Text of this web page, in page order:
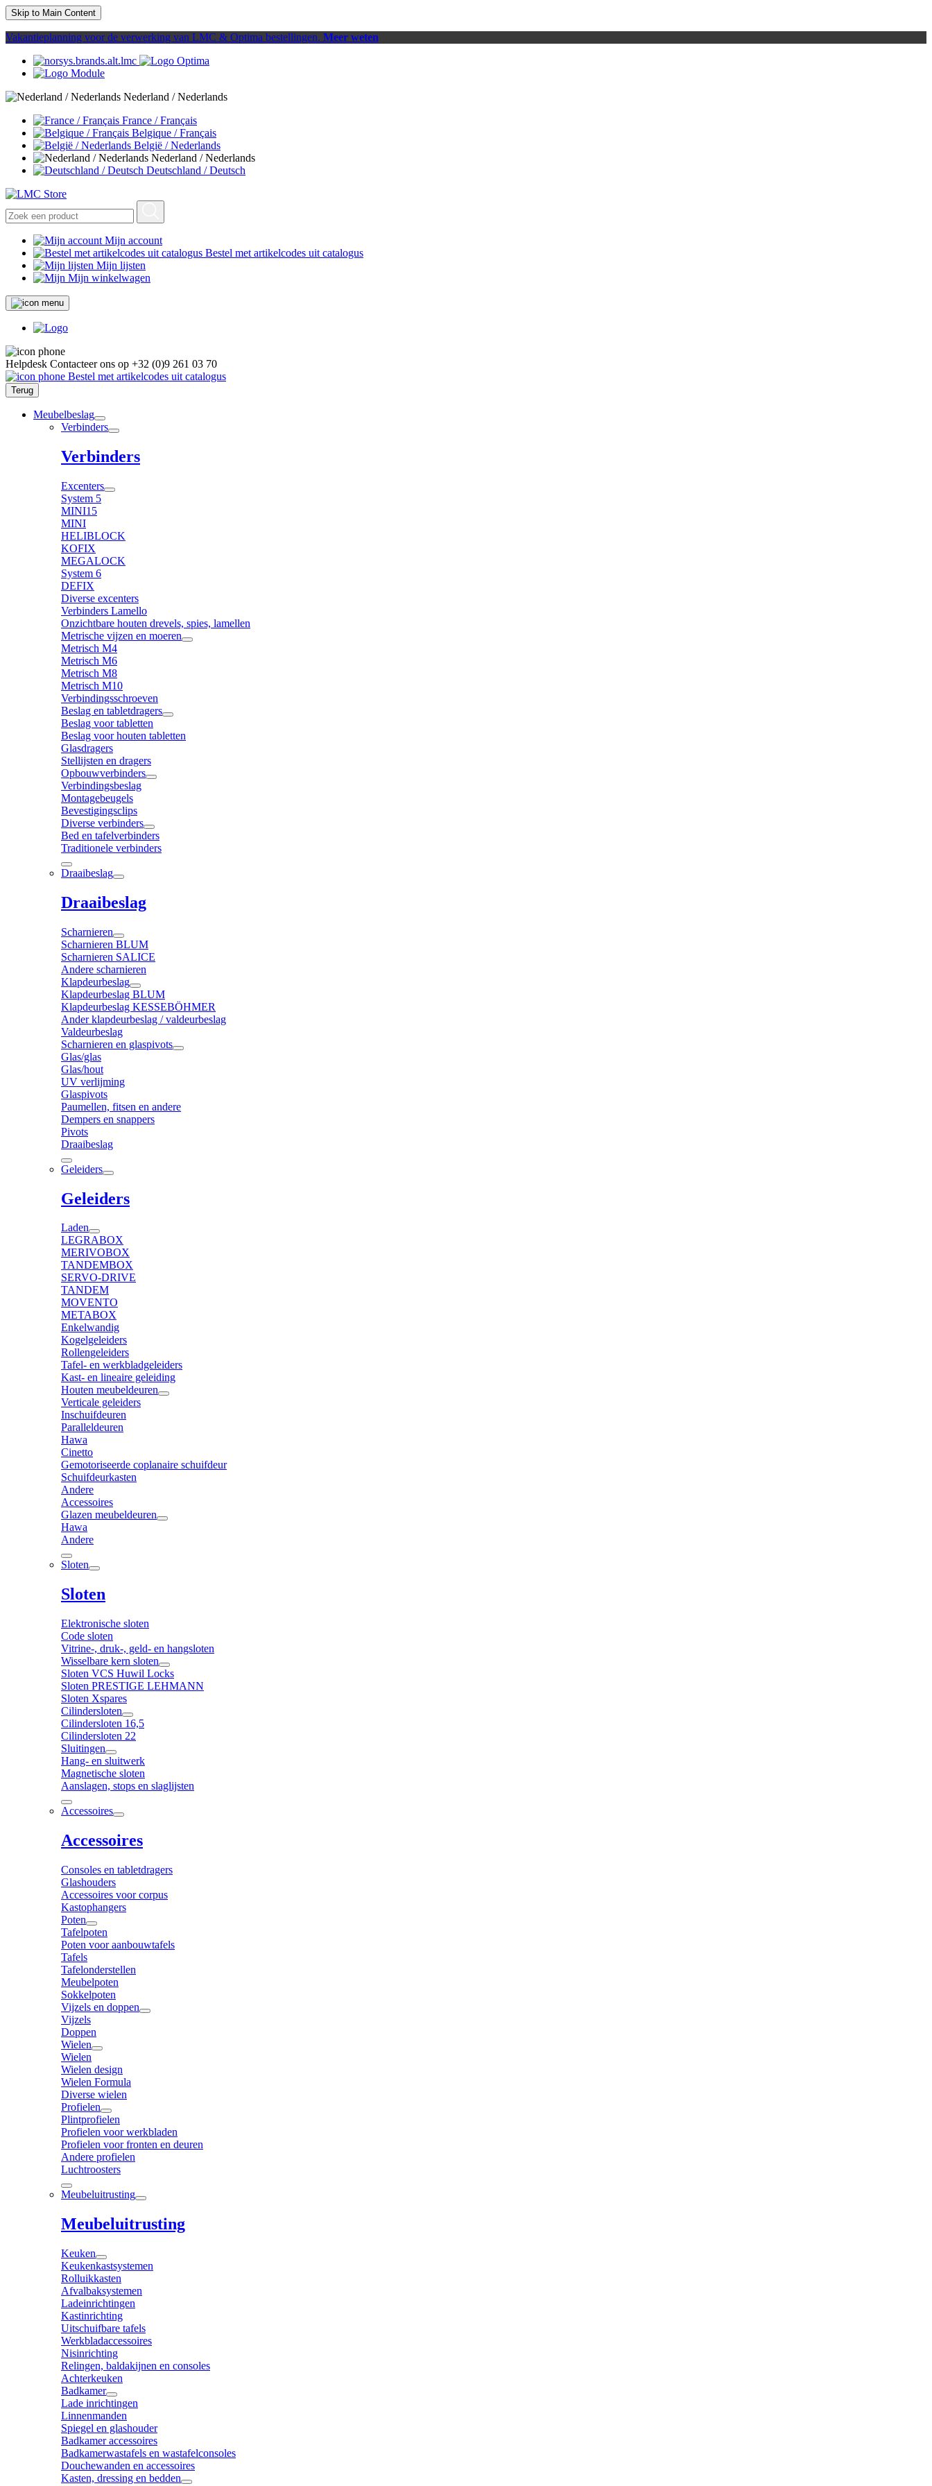
Skip to Main Content
Vakantieplanning voor de verwerking van LMC & Optima bestellingen. Meer weten
Nederland / Nederlands
France / Français
Belgique / Français
België / Nederlands
Nederland / Nederlands
Deutschland / Deutsch
Mijn account
Bestel met artikelcodes uit catalogus
Mijn lijsten
Mijn winkelwagen
Helpdesk Contacteer ons op +32 (0)9 261 03 70
Bestel met artikelcodes uit catalogus
Terug
Meubelbeslag
Verbinders
Verbinders
Excenters
System 5
MINI15
MINI
HELIBLOCK
KOFIX
MEGALOCK
System 6
DEFIX
Diverse excenters
Verbinders Lamello
Onzichtbare houten drevels, spies, lamellen
Metrische vijzen en moeren
Metrisch M4
Metrisch M6
Metrisch M8
Metrisch M10
Verbindingsschroeven
Beslag en tabletdragers
Beslag voor tabletten
Beslag voor houten tabletten
Glasdragers
Stellijsten en dragers
Opbouwverbinders
Verbindingsbeslag
Montagebeugels
Bevestigingsclips
Diverse verbinders
Bed en tafelverbinders
Traditionele verbinders
Draaibeslag
Draaibeslag
Scharnieren
Scharnieren BLUM
Scharnieren SALICE
Andere scharnieren
Klapdeurbeslag
Klapdeurbeslag BLUM
Klapdeurbeslag KESSEBÖHMER
Ander klapdeurbeslag / valdeurbeslag
Valdeurbeslag
Scharnieren en glaspivots
Glas/glas
Glas/hout
UV verlijming
Glaspivots
Paumellen, fitsen en andere
Dempers en snappers
Pivots
Draaibeslag
Geleiders
Geleiders
Laden
LEGRABOX
MERIVOBOX
TANDEMBOX
SERVO-DRIVE
TANDEM
MOVENTO
METABOX
Enkelwandig
Kogelgeleiders
Rollengeleiders
Tafel- en werkbladgeleiders
Kast- en lineaire geleiding
Houten meubeldeuren
Verticale geleiders
Inschuifdeuren
Paralleldeuren
Hawa
Cinetto
Gemotoriseerde coplanaire schuifdeur
Schuifdeurkasten
Andere
Accessoires
Glazen meubeldeuren
Hawa
Andere
Sloten
Sloten
Elektronische sloten
Code sloten
Vitrine-, druk-, geld- en hangsloten
Wisselbare kern sloten
Sloten VCS Huwil Locks
Sloten PRESTIGE LEHMANN
Sloten Xspares
Cilindersloten
Cilindersloten 16,5
Cilindersloten 22
Sluitingen
Hang- en sluitwerk
Magnetische sloten
Aanslagen, stops en slaglijsten
Accessoires
Accessoires
Consoles en tabletdragers
Glashouders
Accessoires voor corpus
Kastophangers
Poten
Tafelpoten
Poten voor aanbouwtafels
Tafels
Tafelonderstellen
Meubelpoten
Sokkelpoten
Vijzels en doppen
Vijzels
Doppen
Wielen
Wielen
Wielen design
Wielen Formula
Diverse wielen
Profielen
Plintprofielen
Profielen voor werkbladen
Profielen voor fronten en deuren
Andere profielen
Luchtroosters
Meubeluitrusting
Meubeluitrusting
Keuken
Keukenkastsystemen
Rolluikkasten
Afvalbaksystemen
Ladeinrichtingen
Kastinrichting
Uitschuifbare tafels
Werkbladaccessoires
Nisinrichting
Relingen, baldakijnen en consoles
Achterkeuken
Badkamer
Lade inrichtingen
Linnenmanden
Spiegel en glashouder
Badkamer accessoires
Badkamerwastafels en wastafelconsoles
Douchewanden en accessoires
Kasten, dressing en bedden